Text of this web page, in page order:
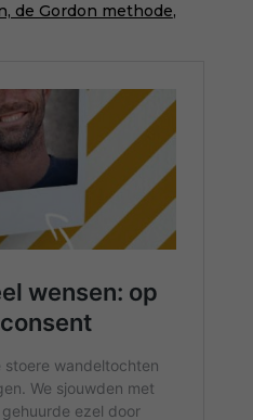
de Gordon methode,